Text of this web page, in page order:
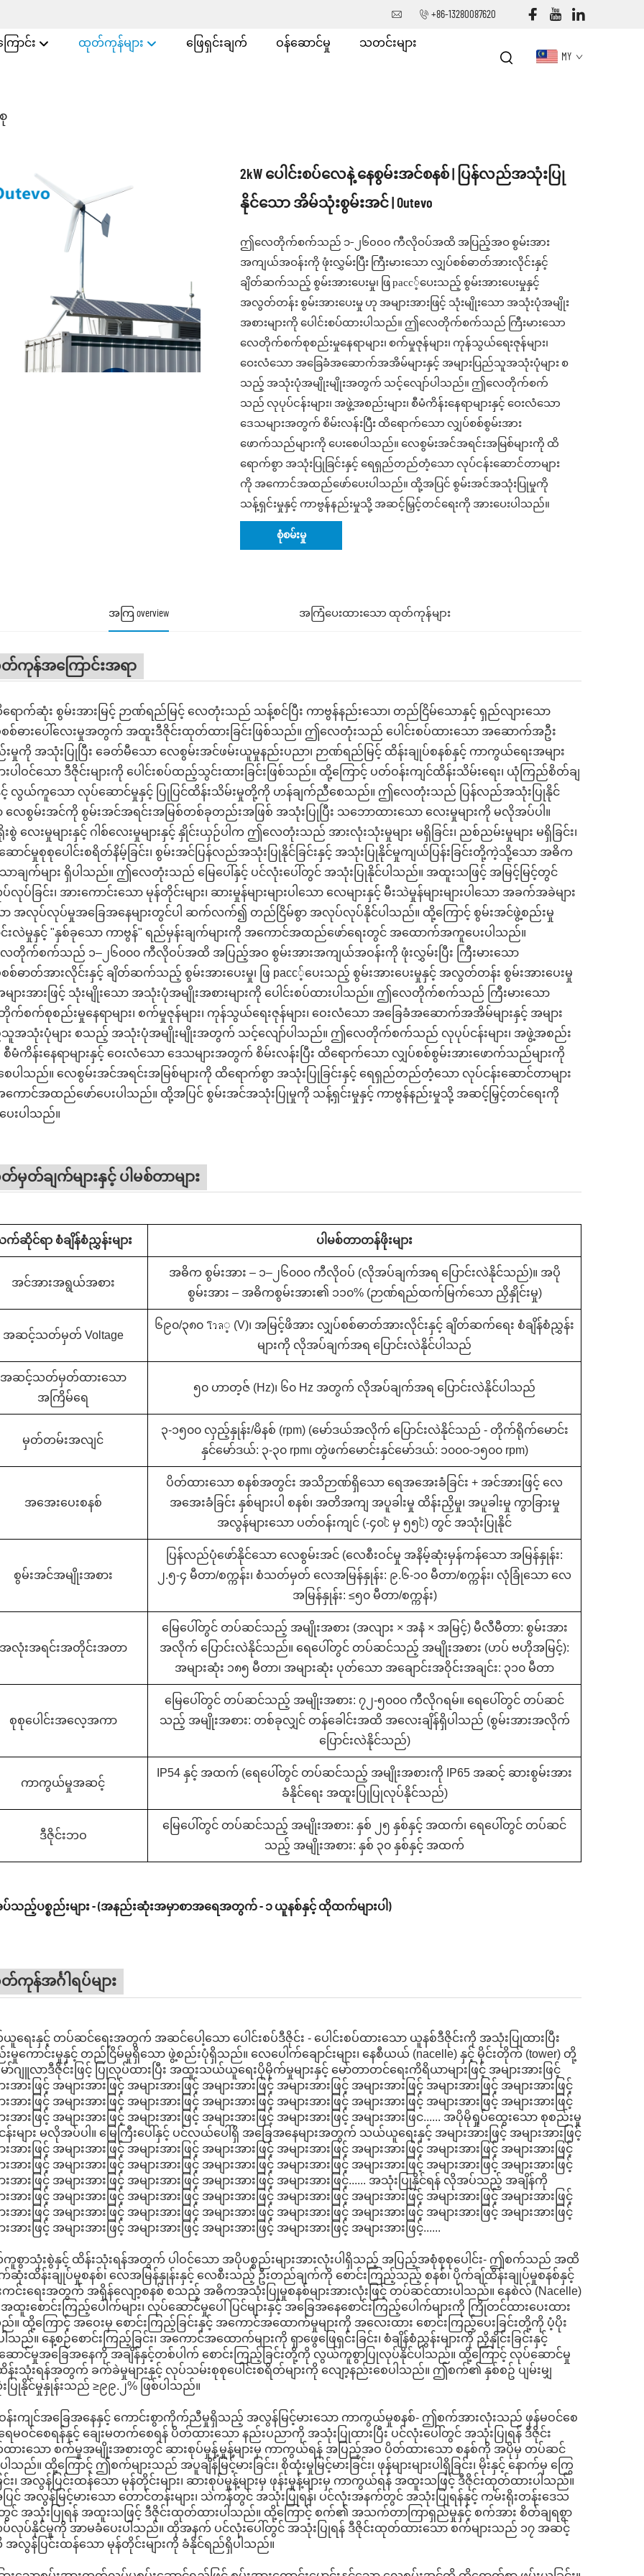
+86-13280087620
ောင်း ထုတ်ကုန်များ ဖြေရှင်းချက် ဝန်ဆောင်မှု သတင်းများ
MY
2kW ပေါင်းစပ်လေနဲ့ နေစွမ်းအင်စနစ် | ပြန်လည်အသုံးပြု
နိုင်သော အိမ်သုံးစွမ်းအင် | Outevo
ဤလေတိုက်စက်သည် ၁–၂၆၀၀၀ ကီလိုဝပ်အထိ အပြည့်အဝ စွမ်းအား
အကျယ်အဝန်းကို ဖုံးလွှမ်းပြီး ကြီးမားသော လျှပ်စစ်ဓာတ်အားလိုင်းနှင့်
ချိတ်ဆက်သည့် စွမ်းအားပေးမှု၊ ဖြ расс့်ပေးသည့် စွမ်းအားပေးမှုနှင့်
အလွတ်တန်း စွမ်းအားပေးမှု ဟု အများအားဖြင့် သုံးမျိုးသော အသုံးပုံအမျိုး
အစားများကို ပေါင်းစပ်ထားပါသည်။ ဤလေတိုက်စက်သည် ကြီးမားသော
လေတိုက်စက်စုစည်းမှုနေရာများ၊ စက်မှုဇုန်များ၊ ကုန်သွယ်ရေးဇုန်များ၊
ဝေးလံသော အခြေခံအဆောက်အအိမ်များနှင့် အများပြည်သူအသုံးပုံများ စ
သည့် အသုံးပုံအမျိုးမျိုးအတွက် သင့်လျော်ပါသည်။ ဤလေတိုက်စက်
သည် လုပုပ်ငန်းများ၊ အဖွဲ့အစည်းများ၊ စီမံကိန်းနေရာများနှင့် ဝေးလံသော
ဒေသများအတွက် စိမ်းလန်းပြီး ထိရောက်သော လျှပ်စစ်စွမ်းအား
ဖောက်သည်များကို ပေးစေပါသည်။ လေစွမ်းအင်အရင်းအမြစ်များကို ထိ
ရောက်စွာ အသုံးပြုခြင်းနှင့် ရေရှည်တည်တံ့သော လုပ်ငန်းဆောင်တာများ
ကို အကောင်အထည်ဖော်ပေးပါသည်။ ထို့အပြင် စွမ်းအင်အသုံးပြုမှုကို
သန့်ရှင်းမှုနှင့် ကာဗွန်နည်းမှုသို့ အဆင့်မြှင့်တင်ရေးကို အားပေးပါသည်။
စုံစမ်းမှု
အကြ overview အကြံပေးထားသော ထုတ်ကုန်များ
ကုန်အကြောင်းအရာ
ာက်ဆုံး စွမ်းအားမြင့် ဉာဏ်ရည်မြင့် လေတုံးသည် သန့်စင်ပြီး ကာဗွန်နည်းသော၊ တည်ငြိမ်သောနှင့် ရှည်လျားသော
စစ်ဓားပေါ်လေးမှုအတွက် အထူးဒီဇိုင်းထုတ်ထားခြင်းဖြစ်သည်။ ဤလေတုံးသည် ပေါင်းစပ်ထားသော အဆောက်အဦး
မှုကို အသုံးပြုပြီး ခေတ်မီသော လေစွမ်းအင်ဖမ်းယူမှုနည်းပညာ၊ ဉာဏ်ရည်မြင့် ထိန်းချုပ်စနစ်နှင့် ကာကွယ်ရေးအများ
းပါဝင်သော ဒီဇိုင်းများကို ပေါင်းစပ်ထည့်သွင်းထားခြင်းဖြစ်သည်။ ထို့ကြောင့် ပတ်ဝန်းကျင်ထိန်းသိမ်းရေး၊ ယုံကြည်စိတ်ချ
င့် လွယ်ကူသော လုပ်ဆောင်မှုနှင့် ပြုပြင်ထိန်းသိမ်းမှုတို့ကို ဟန်ချက်ညီစေသည်။ ဤလေတုံးသည် ပြန်လည်အသုံးပြုနိုင်
လေစွမ်းအင်ကို စွမ်းအင်အရင်းအမြစ်တစ်ခုတည်းအဖြစ် အသုံးပြုပြီး သဘောထားသော လေးမှုများကို မလိုအပ်ပါ။
းစွဲ လေးမှုများနှင့် ဂါစ်လေးမှုများနှင့် နှိုင်းယှဉ်ပါက ဤလေတုံးသည် အားလုံးသုံးမှုများ မရှိခြင်း၊ ညစ်ညမ်းမှုများ မရှိခြင်း၊
ာင်မှုစုစုပေါင်းစရိတ်နိမ့်ခြင်း၊ စွမ်းအင်ပြန်လည်အသုံးပြုနိုင်ခြင်းနှင့် အသုံးပြုနိုင်မှုကျယ်ပြန်းခြင်းတို့ကဲ့သို့သော အဓိက
ာချက်များ ရှိပါသည်။ ဤလေတုံးသည် မြေပေါ်နှင့် ပင်လုံးပေါ်တွင် အသုံးပြုနိုင်ပါသည်။ အထူးသဖြင့် အမြင့်မြင့်တွင်
ပ်ခြင်း၊ အားကောင်းသော မုန်တိုင်းများ၊ ဆားမှုန်များများပါသော လေများနှင့် မီးသဲမှုန်များများပါသော အခက်အခဲများ
ာ အလုပ်လုပ်မှုအခြေအနေများတွင်ပါ ဆက်လက်၍ တည်ငြိမ်စွာ အလုပ်လုပ်နိုင်ပါသည်။ ထို့ကြောင့် စွမ်းအင်ဖွဲ့စည်းမှု
င်းလဲမှုနှင့် "နှစ်ခုသော ကာဗွန်" ရည်မှန်းချက်များကို အကောင်အထည်ဖော်ရေးတွင် အထောက်အကူပေးပါသည်။
တိုက်စက်သည် ၁–၂၆၀၀၀ ကီလိုဝပ်အထိ အပြည့်အဝ စွမ်းအားအကျယ်အဝန်းကို ဖုံးလွှမ်းပြီး ကြီးမားသော
စ်ဓာတ်အားလိုင်းနှင့် ချိတ်ဆက်သည့် စွမ်းအားပေးမှု၊ ဖြ расс့်ပေးသည့် စွမ်းအားပေးမှုနှင့် အလွတ်တန်း စွမ်းအားပေးမှု
ျားအားဖြင့် သုံးမျိုးသော အသုံးပုံအမျိုးအစားများကို ပေါင်းစပ်ထားပါသည်။ ဤလေတိုက်စက်သည် ကြီးမားသော
စက်စုစည်းမှုနေရာများ၊ စက်မှုဇုန်များ၊ ကုန်သွယ်ရေးဇုန်များ၊ ဝေးလံသော အခြေခံအဆောက်အအိမ်များနှင့် အများ
သူအသုံးပုံများ စသည့် အသုံးပုံအမျိုးမျိုးအတွက် သင့်လျော်ပါသည်။ ဤလေတိုက်စက်သည် လုပုပ်ငန်းများ၊ အဖွဲ့အစည်း
၊ စီမံကိန်းနေရာများနှင့် ဝေးလံသော ဒေသများအတွက် စိမ်းလန်းပြီး ထိရောက်သော လျှပ်စစ်စွမ်းအားဖောက်သည်များကို
ေပါသည်။ လေစွမ်းအင်အရင်းအမြစ်များကို ထိရောက်စွာ အသုံးပြုခြင်းနှင့် ရေရှည်တည်တံ့သော လုပ်ငန်းဆောင်တာများ
ောင်အထည်ဖော်ပေးပါသည်။ ထို့အပြင် စွမ်းအင်အသုံးပြုမှုကို သန့်ရှင်းမှုနှင့် ကာဗွန်နည်းမှုသို့ အဆင့်မြှင့်တင်ရေးကို
ေးပါသည်။
မှတ်ချက်များနှင့် ပါမစ်တာများ
ဆိုင်ရာ စံချိန်စံညွှန်းများ ပါမစ်တာတန်ဖိုးများ
အင်အားအရွယ်အစား
အဓိက စွမ်းအား – ၁–၂၆၀၀၀ ကီလိုဝပ် (လိုအပ်ချက်အရ ပြောင်းလဲနိုင်သည်)။ အပို
စွမ်းအား – အဓိကစွမ်းအား၏ ၁၁၀% (ဉာဏ်ရည်ထက်မြက်သော ညှိနှိုင်းမှု)
အဆင့်သတ်မှတ် Voltage
၆၉၀/၃၈၀ โวล့ (V)၊ အမြင့်ဖိအား လျှပ်စစ်ဓာတ်အားလိုင်းနှင့် ချိတ်ဆက်ရေး စံချိန်စံညွှန်း
များကို လိုအပ်ချက်အရ ပြောင်းလဲနိုင်ပါသည်
အဆင့်သတ်မှတ်ထားသော
အကြိမ်ရေ
၅၀ ဟာတ့ဇ် (Hz)၊ ၆၀ Hz အတွက် လိုအပ်ချက်အရ ပြောင်းလဲနိုင်ပါသည်
မှတ်တမ်းအလျင်
၃-၁၅၀၀ လှည့်နှုန်း/မိနစ် (rpm) (မော်ဒယ်အလိုက် ပြောင်းလဲနိုင်သည် - တိုက်ရိုက်မောင်း
နှင်မော်ဒယ်: ၃-၃၀ rpm၊ တွဲဖက်မောင်းနှင်မော်ဒယ်: ၁၀၀၀-၁၅၀၀ rpm)
အအေးပေးစနစ်
ပိတ်ထားသော စနစ်အတွင်း အသိဉာဏ်ရှိသော ရေအအေးခံခြင်း + အင်အားဖြင့် လေ
အအေးခံခြင်း နှစ်များပါ စနစ်၊ အတိအကျ အပူခါးမှု ထိန်းညှိမှု၊ အပူခါးမှု ကွာခြားမှု
အလွန်များသော ပတ်ဝန်းကျင် (-၄၀℃ မှ ၅၅℃) တွင် အသုံးပြုနိုင်
စွမ်းအင်အမျိုးအစား
ပြန်လည်ပုံဖော်နိုင်သော လေစွမ်းအင် (လေစီးဝင်မှု အနိမ့်ဆုံးမှန်ကန်သော အမြန်နှုန်း:
၂.၅-၄ မီတာ/စက္ကန်း၊ စံသတ်မှတ် လေအမြန်နှုန်း: ၉.၆-၁၀ မီတာ/စက္ကန်း၊ လုံခြုံသော လေ
အမြန်နှုန်း: ≤၅၀ မီတာ/စက္ကန်း)
လုံးအရင်းအတိုင်းအတာ
မြေပေါ်တွင် တပ်ဆင်သည့် အမျိုးအစား (အလျား × အနံ × အမြင့်) မီလီမီတာ: စွမ်းအား
အလိုက် ပြောင်းလဲနိုင်သည်။ ရေပေါ်တွင် တပ်ဆင်သည့် အမျိုးအစား (ဟပ် ဗဟိုအမြင့်):
အများဆုံး ၁၈၅ မီတာ၊ အများဆုံး ပုတ်သော အချောင်းအဝိုင်းအချင်း: ၃၁၀ မီတာ
စုစုပေါင်းအလေ့အကာ
မြေပေါ်တွင် တပ်ဆင်သည့် အမျိုးအစား: ၇၂-၅၀၀၀ ကီလိုဂရမ်။ ရေပေါ်တွင် တပ်ဆင်
သည့် အမျိုးအစား: တစ်ခုလျှင် တန်ခေါင်းအထိ အလေးချိန်ရှိပါသည် (စွမ်းအားအလိုက်
ပြောင်းလဲနိုင်သည်)
ကာကွယ်မှုအဆင့်
IP54 နှင့် အထက် (ရေပေါ်တွင် တပ်ဆင်သည့် အမျိုးအစားကို IP65 အဆင့် ဆားစွမ်းအား
ခံနိုင်ရေး အထူးပြုပြုလုပ်နိုင်သည်)
ဒီဇိုင်းဘဝ
မြေပေါ်တွင် တပ်ဆင်သည့် အမျိုးအစား: နှစ် ၂၅ နှစ်နှင့် အထက်၊ ရေပေါ်တွင် တပ်ဆင်
သည့် အမျိုးအစား: နှစ် ၃၀ နှစ်နှင့် အထက်
ည့်ပစ္စည်းများ - (အနည်းဆုံးအမှာစာအရေအတွက် - ၁ ယူနစ်နှင့် ထိုထက်များပါ)
ကုန်အင်္ဂါရပ်များ
ေးနှင့် တပ်ဆင်ရေးအတွက် အဆင်ပေါ့သော ပေါင်းစပ်ဒီဇိုင်း - ပေါင်းစပ်ထားသော ယူနစ်ဒီဇိုင်းကို အသုံးပြုထားပြီး
မှုကောင်းမှုနှင့် တည်ငြိမ်မှုရှိသော ဖွဲ့စည်းပုံရှိသည်။ လေပေါက်ချောင်းများ၊ နေစီယယ် (nacelle) နှင့် မိုင်းတိုက် (tower) တို့
ာ်ဂျူလာဒီဇိုင်းဖြင့် ပြုလုပ်ထားပြီး အထူးသယ်ယူရေးပိုမိုက်မှုများနှင့် မော်တာတင်ရေးကိရိယာများဖြင့် အများအားဖြင့်
းအားဖြင့် အများအားဖြင့် အများအားဖြင့် အများအားဖြင့် အများအားဖြင့် အများအားဖြင့် အများအားဖြင့် အများအားဖြင့်
းအားဖြင့် အများအားဖြင့် အများအားဖြင့် အများအားဖြင့် အများအားဖြင့် အများအားဖြင့် အများအားဖြင့် အများအားဖြင့်
းအားဖြင့် အများအားဖြင့် အများအားဖြင့် အများအားဖြင့် အများအားဖြင့် အများအားဖြင...... အပိုမိုရှုပ်ထွေးသော စုစည်းမှု
းများ မလိုအပ်ပါ။ မြေကြီးပေါ်နှင့် ပင်လယ်ပေါ်ရှိ အခြေအနေများအတွက် သယ်ယူရေးနှင့် အများအားဖြင့် အများအားဖြင့်
းအားဖြင့် အများအားဖြင့် အများအားဖြင့် အများအားဖြင့် အများအားဖြင့် အများအားဖြင့် အများအားဖြင့် အများအားဖြင့်
းအားဖြင့် အများအားဖြင့် အများအားဖြင့် အများအားဖြင့် အများအားဖြင့် အများအားဖြင့် အများအားဖြင့် အများအားဖြင့်
းအားဖြင့် အများအားဖြင့် အများအားဖြင့် အများအားဖြင့် အများအားဖြင့်...... အသုံးပြုနိုင်ရန် လိုအပ်သည့် အချိန်ကို
းအားဖြင့် အများအားဖြင့် အများအားဖြင့် အများအားဖြင့် အများအားဖြင့် အများအားဖြင့် အများအားဖြင့် အများအားဖြင့်
းအားဖြင့် အများအားဖြင့် အများအားဖြင့် အများအားဖြင့် အများအားဖြင့် အများအားဖြင့် အများအားဖြင့် အများအားဖြင့်
းအားဖြင့် အများအားဖြင့် အများအားဖြင့် အများအားဖြင့် အများအားဖြင့် အများအားဖြင့်......
စွာသုံးစွဲနှင့် ထိန်းသုံးရန်အတွက် ပါဝင်သော အပိုပစ္စည်းများအားလုံးပါရှိသည့် အပြည့်အစုံစုစုပေါင်း- ဤစက်သည် အထိ
ဆုံးထိန်းချုပ်မှုစနစ်၊ လေအမြန်နှုန်းနှင့် လေစီးသည့် ဦးတည်ချက်ကို စောင်းကြည့်သည့် စနစ်၊ ပိုက်ချ်ထိန်းချုပ်မှုစနစ်နှင့်
င်းရေးအတွက် အရှိန်လျော့စနစ် စသည့် အဓိကအသုံးပြုမှုစနစ်များအားလုံးဖြင့် တပ်ဆင်ထားပါသည်။ နေစဲလ် (Nacelle)
ထူးစောင်းကြည့်ပေါက်များ၊ လုပ်ဆောင်မှုပေါ်ပြင်များနှင့် အခြေအနေစောင်းကြည့်ပေါက်များကို ကြိုတင်ထားပေးထား
။ ထို့ကြောင့် အဝေးမှ စောင်းကြည့်ခြင်းနှင့် အကောင်အထောက်မှုများကို အလေးထား စောင်းကြည့်ပေးခြင်းတို့ကို ပံ့ပိုး
ါသည်။ နေ့စဉ်စောင်းကြည့်ခြင်း၊ အကောင်အထောက်များကို ရှာဖွေဖြေရှင်းခြင်း၊ စံချိန်စံညွှန်းများကို ညှိနှိုင်းခြင်းနှင့်
ောင်မှုအခြေအနေကို အချိန်နှင့်တစ်ပါက် စောင်းကြည့်ခြင်းတို့ကို လွယ်ကူစွာပြုလုပ်နိုင်ပါသည်။ ထို့ကြောင့် လုပ်ဆောင်မှု
န်းသုံးရန်အတွက် ခက်ခဲမှုများနှင့် လုပ်သမ်းစုစုပေါင်းစရိတ်များကို လျော့နည်းစေပါသည်။ ဤစက်၏ နှစ်စဥ် ပျမ်းမျှ
ြုနိုင်မှုနှုန်းသည် ≥၉၉.၂% ဖြစ်ပါသည်။
န်းကျင်အခြေအနေနှင့် ကောင်းစွာကိုက်ညီမှုရှိသည့် အလွန်မြင့်မားသော ကာကွယ်မှုစနစ်- ဤစက်အားလုံးသည် ဖုန်မဝင်စေ
ရေမဝင်စေရန်နှင့် ချေးမတက်စေရန် ပိတ်ထားသော နည်းပညာကို အသုံးပြုထားပြီး ပင်လုံးပေါ်တွင် အသုံးပြုရန် ဒီဇိုင်း
ားသော စက်မှုအမျိုးအစားတွင် ဆားစုပ်မှုန့်မှုန့်များမှ ကာကွယ်ရန် အပြည့်အဝ ပိတ်ထားသော စနစ်ကို အပိုမှ တပ်ဆင်
ါသည်။ ထို့ကြောင့် ဤစက်များသည် အပူချိန်မြင့်မားခြင်း၊ စိုထုံးမှုမြင့်မားခြင်း၊ ဖုန်များများပါရှိခြင်း၊ မိုးနှင့် နောက်မှ ကြွေ
င်း၊ အလွန်ပြင်းထန်သော မုန်တိုင်းများ၊ ဆားစုပ်မှုန့်များမှ ဖုန်းမှုန့်များမှ ကာကွယ်ရန် အထူးသဖြင့် ဒီဇိုင်းထုတ်ထားပါသည်။
င် အလွန်မြင့်မားသော တောင်တန်းများ၊ သဲကန်တွင် အသုံးပြုရန်၊ ပင်လုံးအနက်တွင် အသုံးပြုရန်နှင့် ကမ်းရိုးတန်းဒေသ
းတွင် အသုံးပြုရန် အထူးသဖြင့် ဒီဇိုင်းထုတ်ထားပါသည်။ ထို့ကြောင့် စက်၏ အသက်တာကြာရှည်မှုနှင့် စက်အား စိတ်ချရစွာ
လုပ်နိုင်မှုကို အာမခံပေးပါသည်။ ထိုအနက် ပင်လုံးပေါ်တွင် အသုံးပြုရန် ဒီဇိုင်းထုတ်ထားသော စက်များသည် ၁၇ အဆင့်
လွန်ပြင်းထန်သော မုန်တိုင်းများကို ခံနိုင်ရည်ရှိပါသည်။